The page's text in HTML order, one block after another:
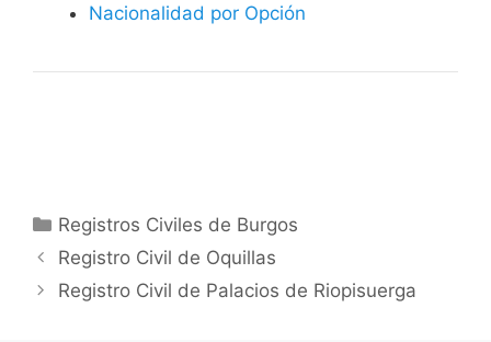
Nacionalidad por Opción
Categorías
Registros Civiles de Burgos
Registro Civil de Oquillas
Registro Civil de Palacios de Riopisuerga